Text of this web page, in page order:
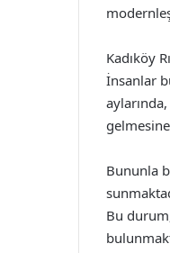
Kadıköy
İnsanlar
Bununla
Bu